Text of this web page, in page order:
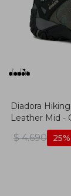
Diadora
Leather Mid -
$ 4.690 25